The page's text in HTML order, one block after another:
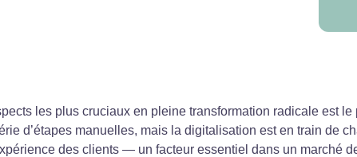
les plus cruciaux en pleine transformation radicale est
d’étapes manuelles, mais la digitalisation est en train de
des clients — un facteur essentiel dans un marché